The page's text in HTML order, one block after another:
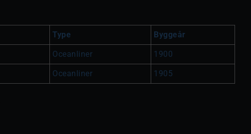
Type Byggeår
Oceanliner 1900
Oceanliner 1905